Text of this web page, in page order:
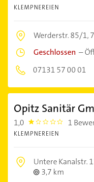
KLEMPNEREIEN
Werderstr. 85/1,
Geschlossen –
07131 57 00 01
Opitz Sanitär
1,0 1.0 1
KLEMPNEREIEN
Untere Kanalstr.
3,7 km